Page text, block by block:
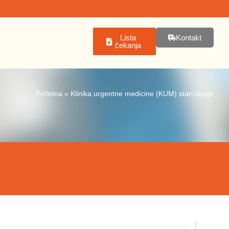
Lista
čekanja
Kontakt
Početna» Klinika urgentne medicine (KUM) stari dizajn